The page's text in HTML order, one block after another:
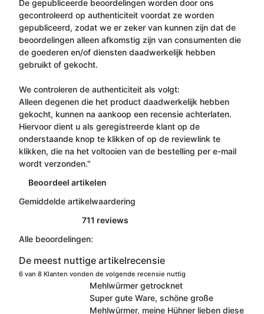
Gemiddelde artikelwaardering
711 reviews
De gepubliceerde beoordelingen worden door ons
gecontroleerd op authenticiteit voordat ze worden
gepubliceerd, zodat we er zeker van kunnen zijn dat de
beoordelingen alleen afkomstig zijn van consumenten die
de goederen en/of diensten daadwerkelijk hebben
gebruikt of gekocht.
We controleren de authenticiteit als volgt:
Alleen degenen die het product daadwerkelijk hebben
gekocht, kunnen na aankoop een recensie achterlaten.
Hiervoor dient u als geregistreerde klant op de
onderstaande knop te klikken of op de reviewlink te
klikken, die na het voltooien van de bestelling per e-mail
wordt verzonden."
Beoordeel artikelen
Alle beoordelingen:
De meest nuttige artikelrecensie
6 van 8 Klanten vonden de volgende recensie nuttig
Mehlwürmer getrocknet
Super gute Ware, schöne große
Mehlwürmer, meine Hühner lieben diese